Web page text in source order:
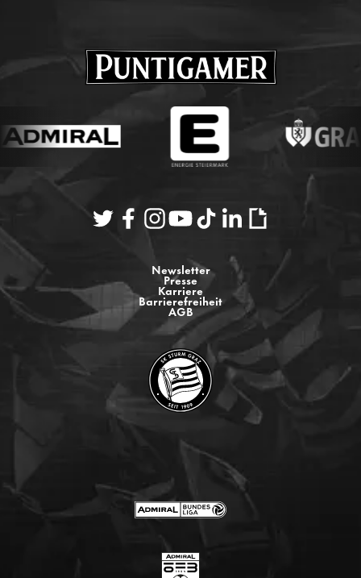
Newsletter
Presse
Karriere
Barrierefreiheit
AGB